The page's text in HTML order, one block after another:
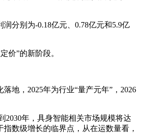
分别为-0.18亿元、0.78亿元和5.9亿
价”的新阶段。
地，2025年为行业“量产元年”，2026
2030年，具身智能相关市场规模将达
数级增长的临界点，从在运数量看，